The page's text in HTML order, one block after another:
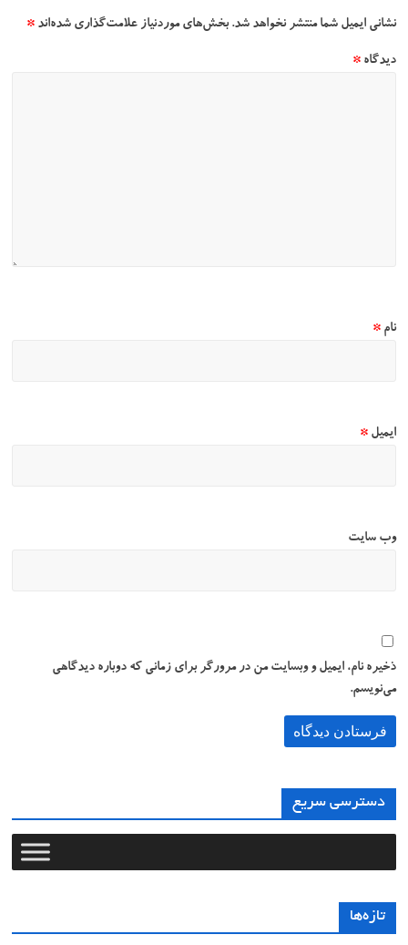
نشانی ایمیل شما منتشر نخواهد شد. بخش‌های موردنیاز علامت‌گذاری شده‌اند*
دیدگاه*
نام*
ایمیل*
وب‌ سایت
ذخیره نام، ایمیل و وبسایت من در مرورگر برای زمانی که دوباره دیدگاهی
می‌نویسم.
دسترسی سریع
تازه‌ها